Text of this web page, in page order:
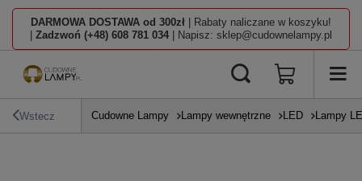
DARMOWA DOSTAWA od 300zł | Rabaty naliczane w koszyku!
Zadzwoń (+48) 608 781 034 | Napisz: sklep@cudownelampy.pl
Wstecz Cudowne Lampy Lampy wewnętrzne LED Lampy